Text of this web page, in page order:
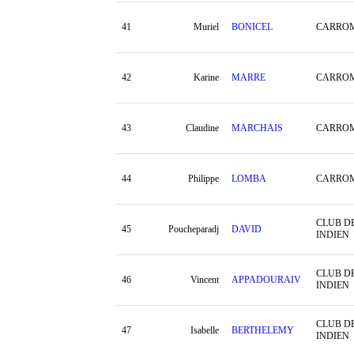
41 Muriel BONICEL
42 Karine MARRE
43 Claudine MARCHAIS
44 Philippe LOMBA
45 Poucheparadj DAVID
CLUB
INDIEN
46 Vincent APPADOURAIV
CLUB
INDIEN
47 Isabelle BERTHELEMY
CLUB
INDIEN